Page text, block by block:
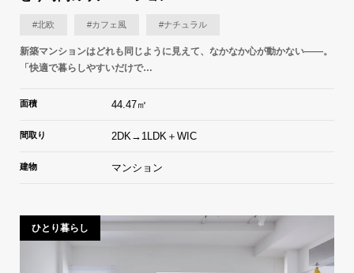
#北欧 #カフェ風 #ナチュラル
新築マンションはどれも同じように見えて、なかなか心が動かない——。
「快適で暮らしやすいだけで…
面積 44.47㎡
間取り 2DK→1LDK＋WIC
建物 マンション
ひとり暮らし